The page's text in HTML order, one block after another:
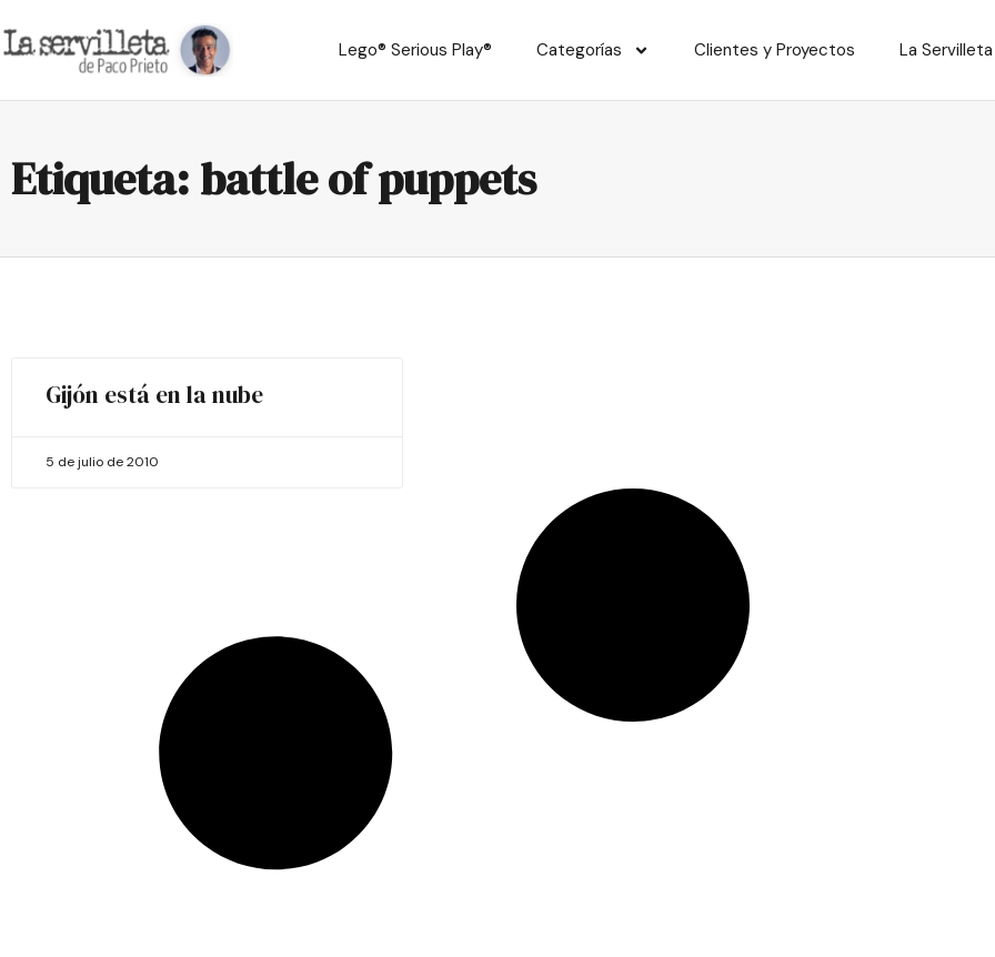
Lego® Serious Play® Categorías Clientes y Proyectos La Servilleta
Etiqueta: battle of puppets
Gijón está en la nube
5 de julio de 2010